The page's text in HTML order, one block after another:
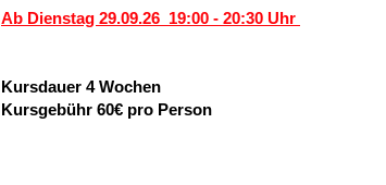
Ab Dienstag 29.09.26 19:00 - 20:30 Uhr
Kursdauer 4 Wochen
Kursgebühr 60€ pro Person